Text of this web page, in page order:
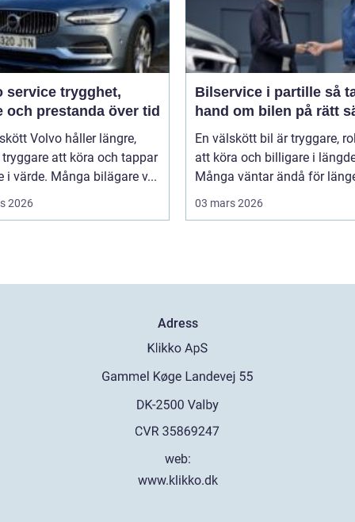
trygghet,
och prestanda över tid
Volvo håller längre,
att köra och tappar
i värde. Många bilägare v...
2026
Bilservice i partille så tar du
hand om bilen på rätt
En välskött bil är tryggare,
att köra och billigare i
Många väntar ändå för
03 mars 2026
Adress
web:
www.klikko.dk